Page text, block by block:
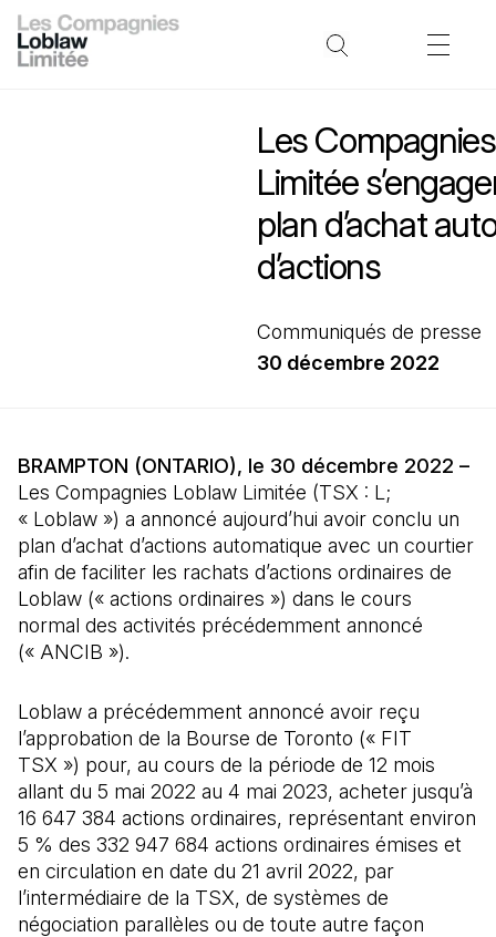
Les
Limitée
plan d’achat
d’actions
Communiqués de presse
30 décembre 2022
BRAMPTON (ONTARIO), le 30 décembre 2022 –
Les Compagnies Loblaw Limitée (TSX : L;
« Loblaw ») a annoncé aujourd’hui avoir conclu un
plan d’achat d’actions automatique avec un courtier
afin de faciliter les rachats d’actions ordinaires de
Loblaw (« actions ordinaires ») dans le cours
normal des activités précédemment annoncé
(« ANCIB »).
Loblaw a précédemment annoncé avoir reçu
l’approbation de la Bourse de Toronto (« FIT
TSX ») pour, au cours de la période de 12 mois
allant du 5 mai 2022 au 4 mai 2023, acheter jusqu’à
16 647 384 actions ordinaires, représentant environ
5 % des 332 947 684 actions ordinaires émises et
en circulation en date du 21 avril 2022, par
l’intermédiaire de la TSX, de systèmes de
négociation parallèles ou de toute autre façon